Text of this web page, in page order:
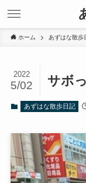
ホーム あずはな散歩
サボ
2022
5/02
あずはな散歩日記